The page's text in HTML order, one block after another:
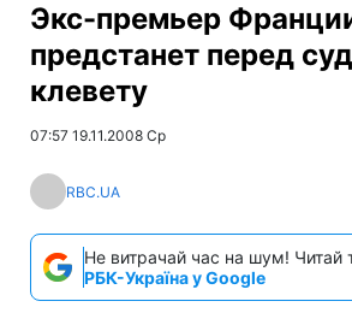
Экс-премьер
предстанет перед
клевету
07:57 19.11.2008 Ср
RBC.UA
Не витрачай час на шум! Читай
РБК-Україна у Google